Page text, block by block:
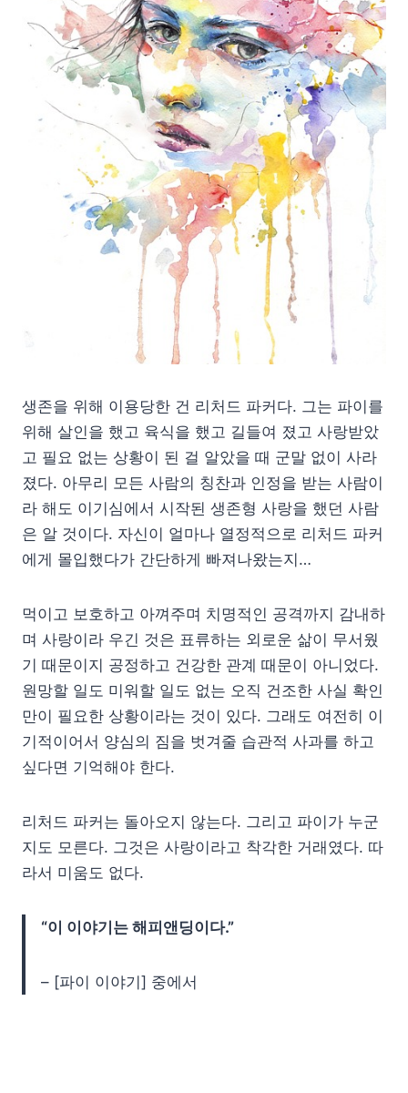
생존을 위해 이용당한 건 리처드 파커다. 그는 파이를
위해 살인을 했고 육식을 했고 길들여 졌고 사랑받았
고 필요 없는 상황이 된 걸 알았을 때 군말 없이 사라
졌다. 아무리 모든 사람의 칭찬과 인정을 받는 사람이
라 해도 이기심에서 시작된 생존형 사랑을 했던 사람
은 알 것이다. 자신이 얼마나 열정적으로 리처드 파커
에게 몰입했다가 간단하게 빠져나왔는지…
먹이고 보호하고 아껴주며 치명적인 공격까지 감내하
며 사랑이라 우긴 것은 표류하는 외로운 삶이 무서웠
기 때문이지 공정하고 건강한 관계 때문이 아니었다.
원망할 일도 미워할 일도 없는 오직 건조한 사실 확인
만이 필요한 상황이라는 것이 있다. 그래도 여전히 이
기적이어서 양심의 짐을 벗겨줄 습관적 사과를 하고
싶다면 기억해야 한다.
리처드 파커는 돌아오지 않는다. 그리고 파이가 누군
지도 모른다. 그것은 사랑이라고 착각한 거래였다. 따
라서 미움도 없다.
“이 이야기는 해피앤딩이다.”
– [파이 이야기] 중에서